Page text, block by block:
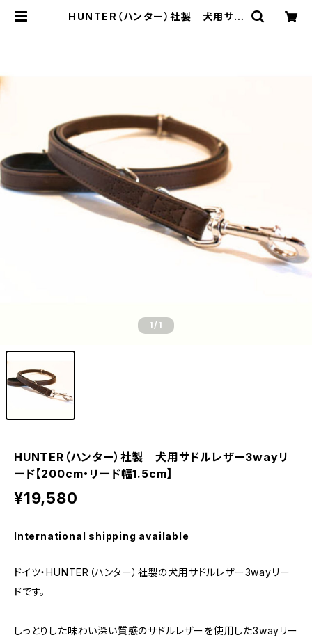
HUNTER（ハンター）社製 犬用サド
1/1
HUNTER（ハンター）社製 犬用サドルレザー3wayリ
ード【200cm・リード幅1.5cm】
¥19,580
International shipping available
ドイツ・HUNTER（ハンター）社製の犬用サドルレザー3wayリー
ドです。
しっとりした味わい深い質感のサドルレザーを使用した3wayリー